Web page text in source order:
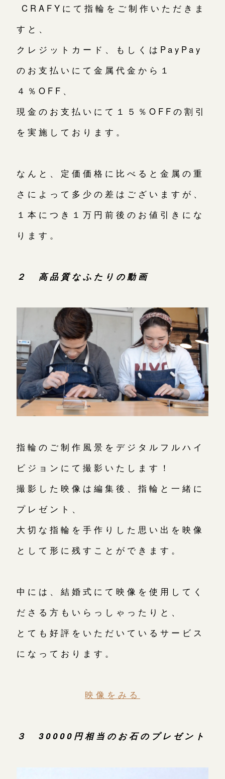
CRAFYにて指輪をご制作いただきま
すと、
クレジットカード、もしくはPayPay
のお支払いにて金属代金から１
４％OFF、
現金のお支払いにて１５％OFFの割引
を実施しております。
なんと、定価価格に比べると金属の重
さによって多少の差はございますが、
１本につき１万円前後のお値引きにな
ります。
２ 高品質なふたりの動画
指輪のご制作風景をデジタルフルハイ
ビジョンにて撮影いたします！
撮影した映像は編集後、指輪と一緒に
プレゼント、
大切な指輪を手作りした思い出を映像
として形に残すことができます。
中には、結婚式にて映像を使用してく
ださる方もいらっしゃったりと、
とても好評をいただいているサービス
になっております。
映像をみる
３ 30000円相当のお石のプレゼント